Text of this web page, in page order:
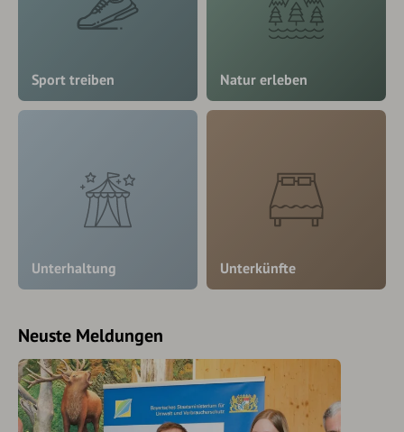
Sport treiben Natur erleben
Unterhaltung Unterkünfte
Neuste Meldungen